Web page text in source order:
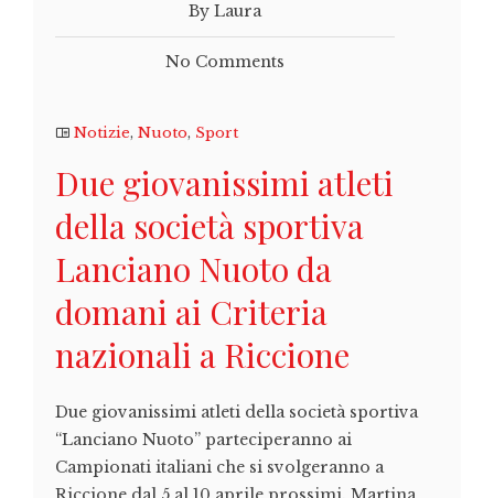
By Laura
No Comments
Notizie, Nuoto, Sport
Due giovanissimi atleti
della società sportiva
Lanciano Nuoto da
domani ai Criteria
nazionali a Riccione
Due giovanissimi atleti della società sportiva
“Lanciano Nuoto” parteciperanno ai
Campionati italiani che si svolgeranno a